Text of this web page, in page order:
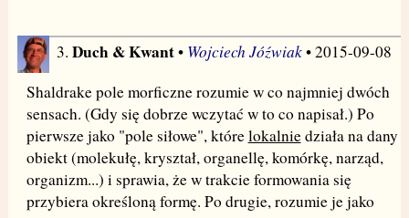
3. Duch & Kwant• Wojciech Jóźwiak• 2015-09-08
Shaldrake pole morficzne rozumie w co najmniej dwóch
sensach. (Gdy się dobrze wczytać w to co napisał.) Po
pierwsze jako "pole siłowe", którelokalniedziała na dany
obiekt (molekułę, kryształ, organellę, komórkę, narząd,
organizm...) i sprawia, że w trakcie formowania się
przybiera określoną formę. Po drugie, rozumie je jako